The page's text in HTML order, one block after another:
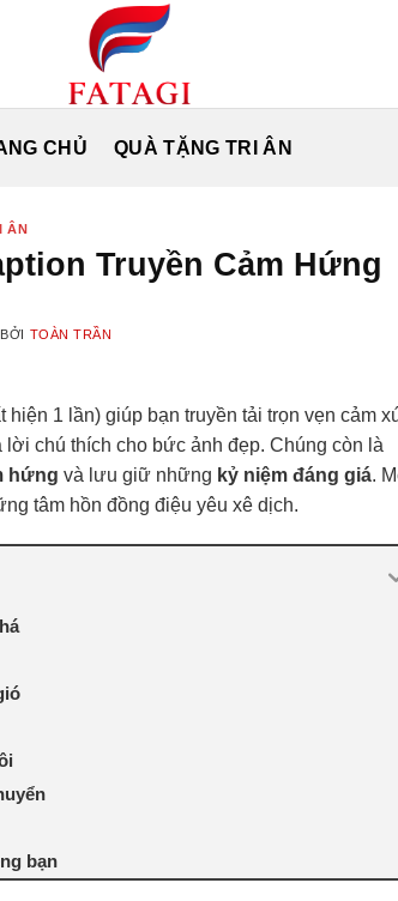
CHỦ QUÀ TẶNG TRI ÂN
ÂN
Truyền Cảm Hứng
BỞI TOÀN TRẦN
hiện 1 lần) giúp bạn truyền tải trọn vẹn cảm
chú thích cho bức ảnh đẹp. Chúng còn là
hứng và lưu giữ những kỷ niệm đáng giá.
tâm hồn đồng điệu yêu xê dịch.
bạn